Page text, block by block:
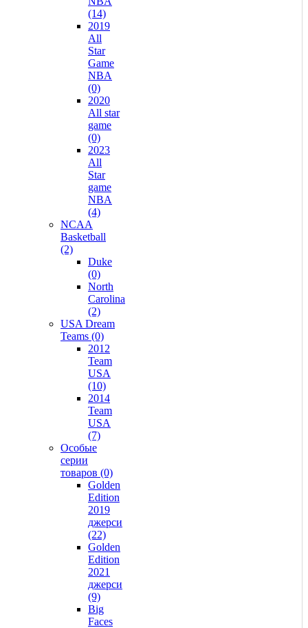
(14)
2019
All
Star
Game
NBA
(0)
2020
All star
game
(0)
2023
All
Star
game
NBA
(4)
NCAA
Basketball
(2)
Duke
(0)
North
Carolina
(2)
USA Dream
Teams (0)
2012
Team
USA
(10)
2014
Team
USA
(7)
Особые
серии
товаров (0)
Golden
Edition
2019
джерси
(22)
Golden
Edition
2021
джерси
(9)
Big
Faces